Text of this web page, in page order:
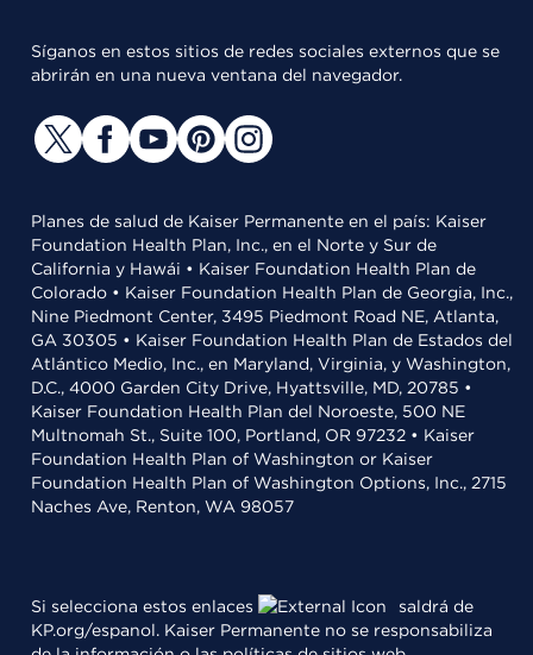
Síganos en estos sitios de redes sociales externos que se
abrirán en una nueva ventana del navegador.
Planes de salud de Kaiser Permanente en el país: Kaiser
Foundation Health Plan, Inc., en el Norte y Sur de
California y Hawái • Kaiser Foundation Health Plan de
Colorado • Kaiser Foundation Health Plan de Georgia, Inc.,
Nine Piedmont Center, 3495 Piedmont Road NE, Atlanta,
GA 30305 • Kaiser Foundation Health Plan de Estados del
Atlántico Medio, Inc., en Maryland, Virginia, y Washington,
D.C., 4000 Garden City Drive, Hyattsville, MD, 20785 •
Kaiser Foundation Health Plan del Noroeste, 500 NE
Multnomah St., Suite 100, Portland, OR 97232 • Kaiser
Foundation Health Plan of Washington or Kaiser
Foundation Health Plan of Washington Options, Inc., 2715
Naches Ave, Renton, WA 98057
Si selecciona estos enlaces
saldrá de
KP.org/espanol. Kaiser Permanente no se responsabiliza